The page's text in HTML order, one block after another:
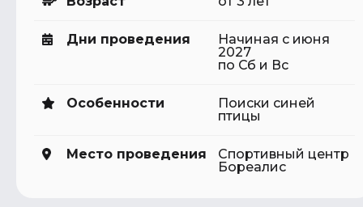
Дни проведения
Начиная с июня
2027
по Сб и Вс
Особенности
Поиски синей
птицы
Место проведения
Спортивный центр
Бореалис